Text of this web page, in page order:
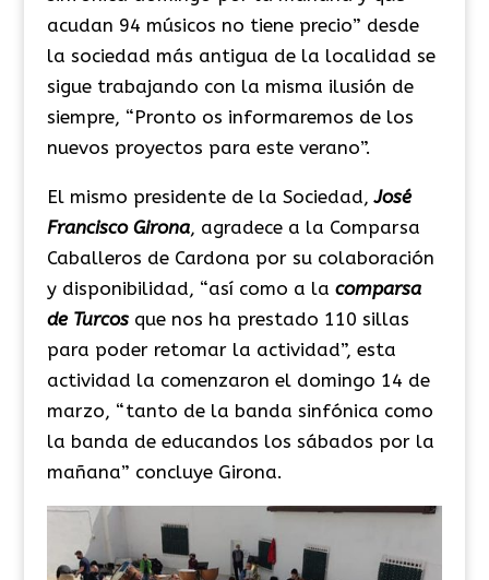
acudan 94 músicos no tiene precio” desde
la sociedad más antigua de la localidad se
sigue trabajando con la misma ilusión de
siempre, “Pronto os informaremos de los
nuevos proyectos para este verano”.
El mismo presidente de la Sociedad,José
Francisco Girona, agradece a la Comparsa
Caballeros de Cardona por su colaboración
y disponibilidad, “así como a la comparsa
de Turcosque nos ha prestado 110 sillas
para poder retomar la actividad”, esta
actividad la comenzaron el domingo 14 de
marzo, “tanto de la banda sinfónica como
la banda de educandos los sábados por la
mañana” concluye Girona.